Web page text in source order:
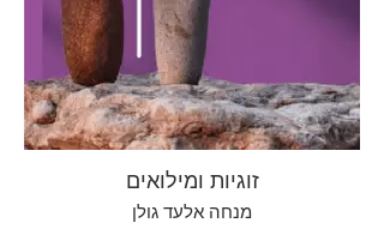
זוגיות ומילואים
מנחה אלעד גולן